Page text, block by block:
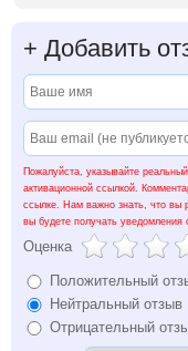
первое место в
+ Добавить
Пожалуйста, указывайте
активационной ссылкой.
ссылке. Нам важно знать, что вы
вы будете получать уведомления
Оценка
Положительный
Нейтральный отзыв
Отрицательный